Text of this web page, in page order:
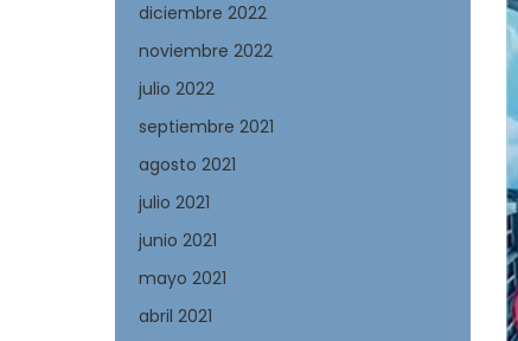
diciembre 2022
noviembre 2022
julio 2022
septiembre 2021
agosto 2021
julio 2021
junio 2021
mayo 2021
abril 2021